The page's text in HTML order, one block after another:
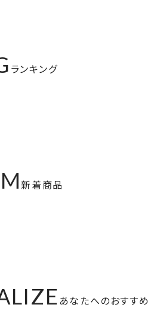
ランキング
新着商品
あなたへのおすすめ